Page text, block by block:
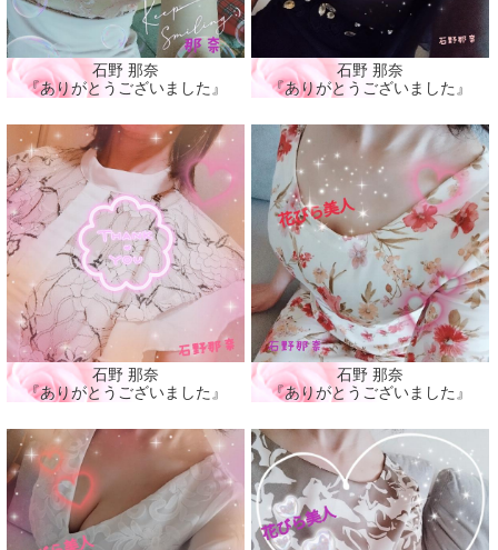
石野 那奈
『ありがとうございました』
石野 那奈
『ありがとうございました』
石野 那奈
『ありがとうございました』
石野 那奈
『ありがとうございました』